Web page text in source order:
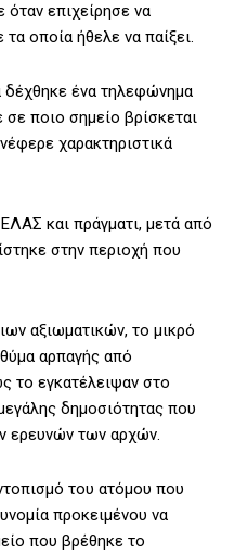
όταν επιχείρησε να
οποία ήθελε να παίξει.
δέχθηκε ένα τηλεφώνημα
ποιο σημείο βρίσκεται
χαρακτηριστικά
και πράγματι, μετά από
στην περιοχή που
αξιωματικών, το μικρό
αρπαγής από
το εγκατέλειψαν στο
δημοσιότητας που
ερευνών των αρχών.
του ατόμου που
προκειμένου να
που βρέθηκε το